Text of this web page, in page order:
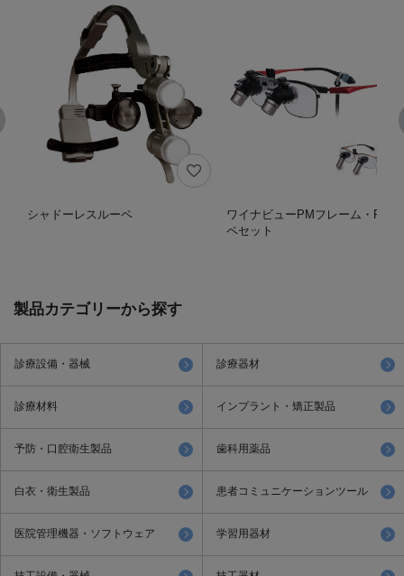
シャドーレスルーペ
ワイナビューPMフレーム・PM
ペセット
製品カテゴリーから探す
診療設備・器械 診療器材
診療材料 インプラント・矯正製品
予防・口腔衛生製品 歯科用薬品
白衣・衛生製品 患者コミュニケーションツール
医院管理機器・ソフトウェア 学習用器材